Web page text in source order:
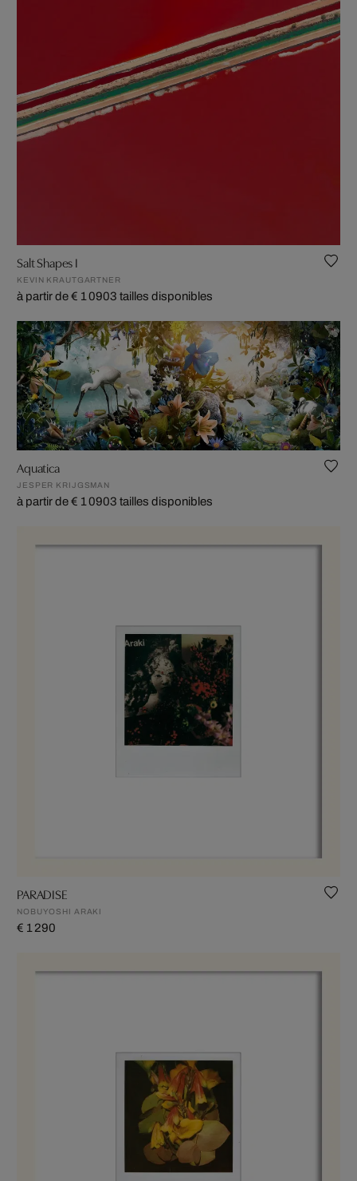
Salt Shapes I
KEVIN KRAUTGARTNER
à partir de € 1 0903 tailles disponibles
Aquatica
JESPER KRIJGSMAN
à partir de € 1 0903 tailles disponibles
PARADISE
NOBUYOSHI ARAKI
€ 1 290